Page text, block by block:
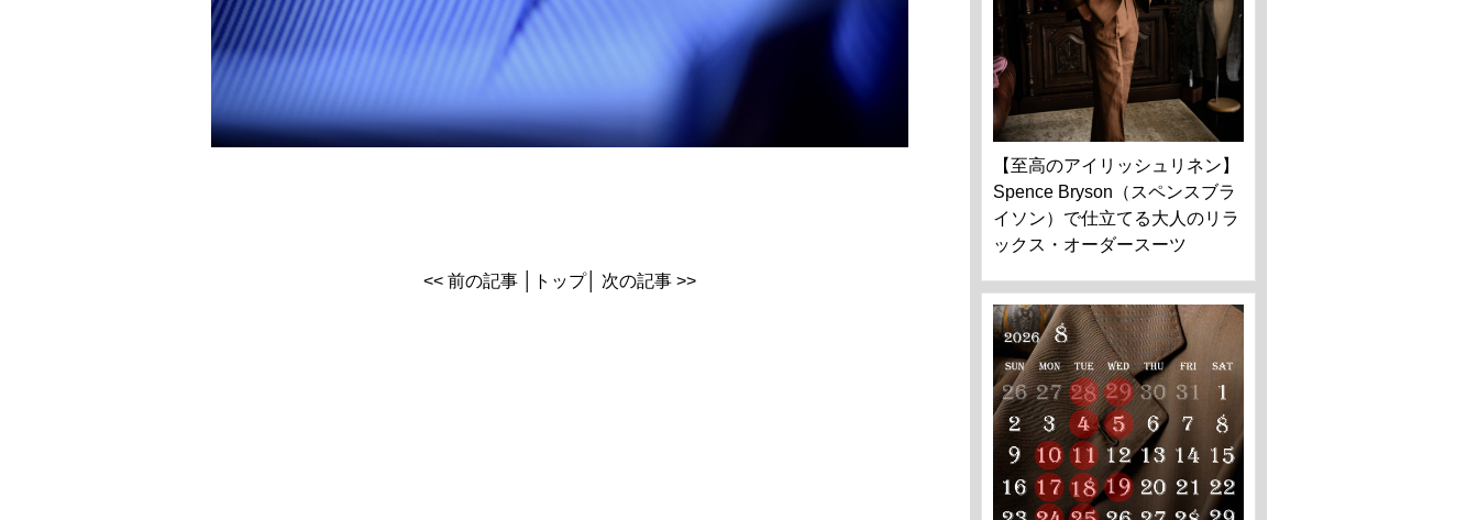
<< 前の記事│ トップ│ 次の記事 >>
【至高のアイリッシュリネン】
Spence Bryson（スペンスブラ
イソン）で仕立てる大人のリラ
ックス・オーダースーツ